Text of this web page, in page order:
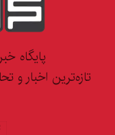
پایگاه
تازه‌ترین اخبار و